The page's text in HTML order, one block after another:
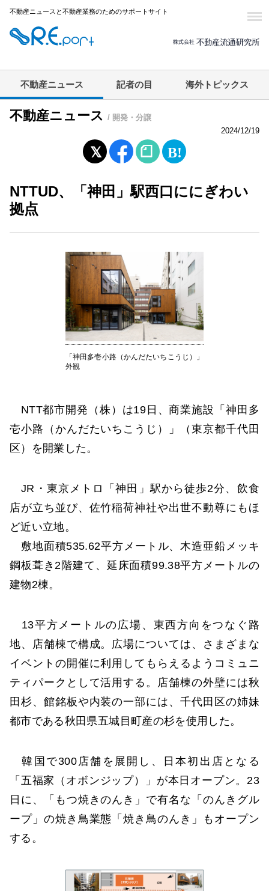
不動産ニュースと不動産業務のためのサポートサイト
不動産ニュース 記者の目 海外トピックス
不動産ニュース / 開発・分譲
2024/12/19
NTTUD、「神田」駅西口ににぎわい
拠点
「神田多壱小路（かんだたいちこうじ）」
外観
NTT都市開発（株）は19日、商業施設「神田多
壱小路（かんだたいちこうじ）」（東京都千代田
区）を開業した。
JR・東京メトロ「神田」駅から徒歩2分、飲食
店が立ち並び、佐竹稲荷神社や出世不動尊にもほ
ど近い立地。
敷地面積535.62平方メートル、木造亜鉛メッキ
鋼板葺き2階建て、延床面積99.38平方メートルの
建物2棟。
13平方メートルの広場、東西方向をつなぐ路
地、店舗棟で構成。広場については、さまざまな
イベントの開催に利用してもらえるようコミュニ
ティパークとして活用する。店舗棟の外壁には秋
田杉、館銘板や内装の一部には、千代田区の姉妹
都市である秋田県五城目町産の杉を使用した。
韓国で300店舗を展開し、日本初出店となる
「五福家（オボンジップ）」が本日オープン。23
日に、「もつ焼きのんき」で有名な「のんきグル
ープ」の焼き鳥業態「焼き鳥のんき」もオープン
する。